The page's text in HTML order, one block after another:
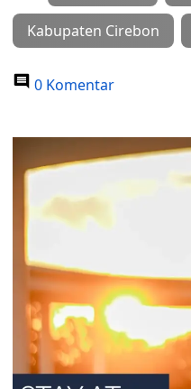
Kabupaten Cirebon
0 Komentar